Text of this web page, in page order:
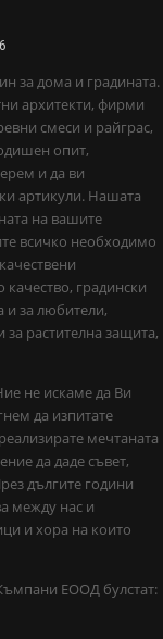
за дома и градината.
архитекти, фирми
смеси и райграс,
опит,
и да ви
артикули. Нашата
на вашите
всичко необходимо
качество, градински
и за любители,
растителна защита,
не искаме да Ви
да изпитате
мечтаната
да даде съвет,
дългите години
между нас и
и хора на които
ЕООД булстат: